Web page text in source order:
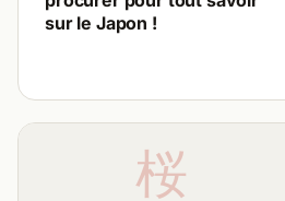
sur le Japon !
桜